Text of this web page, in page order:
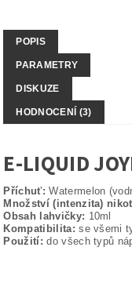
POPIS
PARAMETRY
DISKUZE
HODNOCENÍ (3)
E-LIQUID
Příchuť: Watermelon
Množství (intenzita)
Obsah lahvičky: 10ml
Kompatibilita: se všemi
Použití: do všech typů